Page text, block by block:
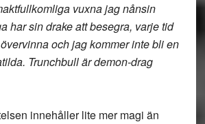
vuxna jag nånsin
har sin drake att besegra, varje tid
och jag kommer inte bli en
Trunchbull är demon-drag
innehåller lite mer magi än